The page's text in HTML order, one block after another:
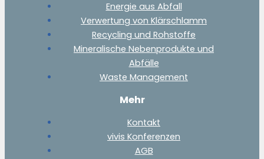
Energie aus Abfall
Verwertung von Klärschlamm
Recycling und Rohstoffe
Mineralische Nebenprodukte und
Abfälle
Waste Management
Mehr
Kontakt
vivis Konferenzen
AGB